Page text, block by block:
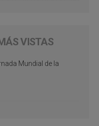
VISTAS
Mundial de la